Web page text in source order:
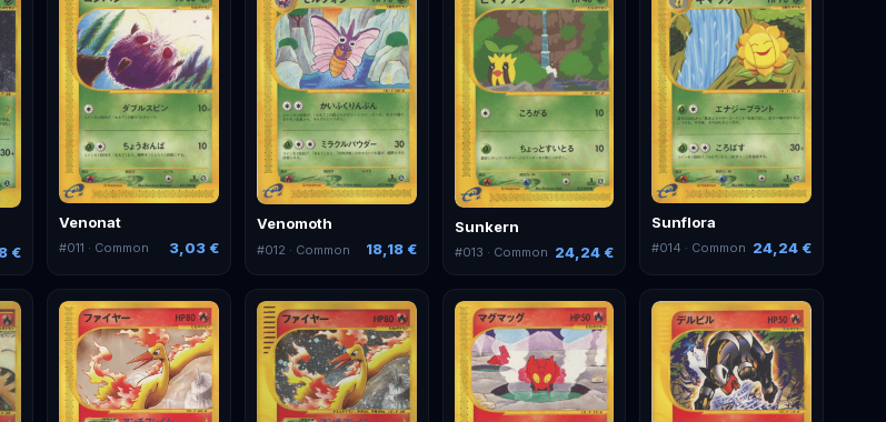
€
Venonat
#011 · Common 3,03 €
Venomoth
#012 · Common 18,18 €
Sunkern
#013 · Common 24,24 €
Sunflora
#014 · Common 24,24 €